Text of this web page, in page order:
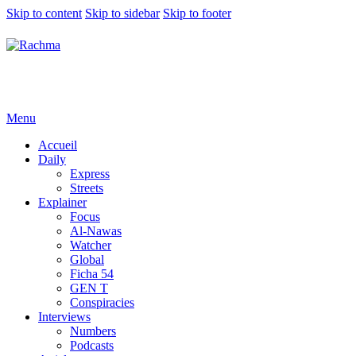
Skip to content Skip to sidebar Skip to footer
Menu
Accueil
Daily
Express
Streets
Explainer
Focus
Al-Nawas
Watcher
Global
Ficha 54
GEN T
Conspiracies
Interviews
Numbers
Podcasts